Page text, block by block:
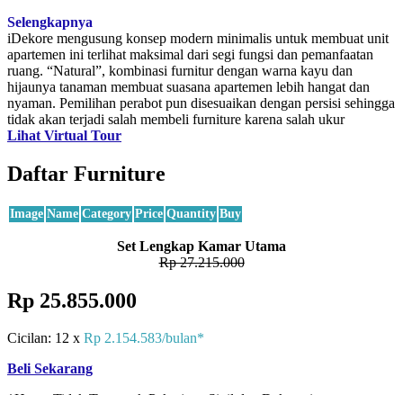
Selengkapnya
iDekore mengusung konsep modern minimalis untuk membuat unit
apartemen ini terlihat maksimal dari segi fungsi dan pemanfaatan
ruang. “Natural”, kombinasi furnitur dengan warna kayu dan
hijaunya tanaman membuat suasana apartemen lebih hangat dan
nyaman. Pemilihan perabot pun disesuaikan dengan persisi sehingga
tidak akan terjadi salah membeli furniture karena salah ukur
Lihat Virtual Tour
Daftar Furniture
Image Name Category Price Quantity Buy
Set Lengkap Kamar Utama
Rp 27.215.000
Rp 25.855.000
Cicilan: 12 x Rp 2.154.583/bulan*
Beli Sekarang